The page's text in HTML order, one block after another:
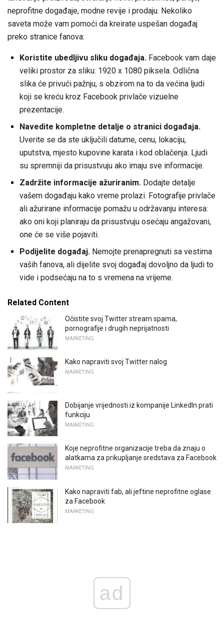
neprofitne događaje, modne revije i prodaju. Nekoliko
saveta može vam pomoći da kreirate uspešan događaj
preko stranice fanova:
Koristite ubedljivu sliku događaja. Facebook vam daje
veliki prostor za sliku: 1920 x 1080 piksela. Odlična
slika će privući pažnju, s obzirom na to da većina ljudi
koji se kreću kroz Facebook privlače vizuelne
prezentacije.
Navedite kompletne detalje o stranici događaja.
Uverite se da ste uključili datume, cenu, lokaciju,
uputstva, mjesto kupovine karata i kod oblačenja. Ljudi
su spremniji da prisustvuju ako imaju sve informacije.
Zadržite informacije ažuriranim. Dodajte detalje
vašem događaju kako vreme prolazi. Fotografije privlače
ali ažurirane informacije pomažu u održavanju interesa:
ako oni koji planiraju da prisustvuju osećaju angažovani,
one će se više pojaviti.
Podijelite događaj. Nemojte prenapregnuti sa vestima
vaših fanova, ali dijelite svoj događaj dovoljno da ljudi to
vide i podsećaju na to s vremena na vrijeme.
Related Content
Očistite svoj Twitter stream spama,
pornografije i drugih neprijatnosti
MARKETING
Kako napraviti svoj Twitter nalog
MARKETING
Dobijanje vrijednosti iz kompanije LinkedIn prati
funkciju
MARKETING
Koje neprofitne organizacije treba da znaju o
alatkama za prikupljanje sredstava za Facebook
MARKETING
Kako napraviti fab, ali jeftine neprofitne oglase
za Facebook
MARKETING
ad